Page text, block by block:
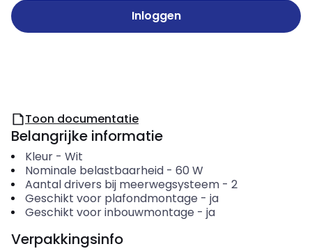
Inloggen
Toon documentatie
Belangrijke informatie
Kleur- Wit
Nominale belastbaarheid- 60 W
Aantal drivers bij meerwegsysteem- 2
Geschikt voor plafondmontage - ja
Geschikt voor inbouwmontage - ja
Verpakkingsinfo